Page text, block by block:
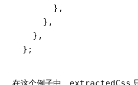
      }
,
    }
,
  }
,
};